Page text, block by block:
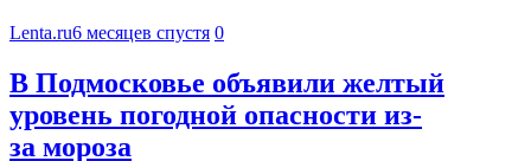
Lenta.ru6 месяцев спустя 0
В Подмосковье объявили желтый
уровень погодной опасности из-
за мороза